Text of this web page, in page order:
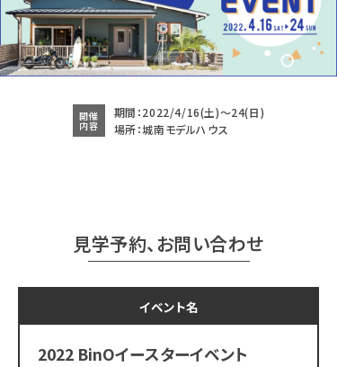
開催
内容
期間：2022/4/16(土)～24(日)
場所：城南モデルハウス
見学予約、お問い合わせ
イベント名
2022 BinOイースターイベント